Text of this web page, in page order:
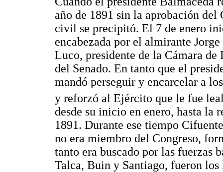
año de 1891 sin la aprobación del
civil se precipitó. El 7 de enero
encabezada por el almirante
Luco, presidente de la Cámara
del Senado. En tanto que el
mandó perseguir y encarcelar a
y reforzó al Ejército que le fue
desde su inicio en enero, hasta la
1891. Durante ese tiempo
no era miembro del Congreso,
tanto era buscado por las fuerzas
Talca, Buin y Santiago, fueron los